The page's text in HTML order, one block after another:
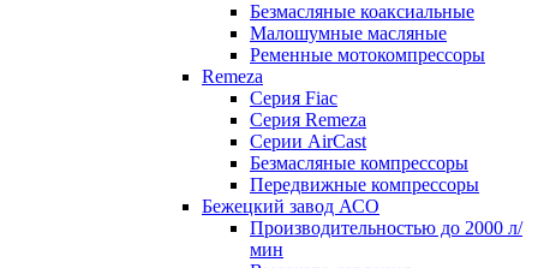
Безмаcляные коаксиальные
Малошумные масляные
Ременные мотокомпрессоры
Remeza
Серия Fiac
Серия Remeza
Серии AirCast
Безмасляные компрессоры
Передвижные компрессоры
Бежецкий завод АСО
Производительностью до 2000 л/
мин